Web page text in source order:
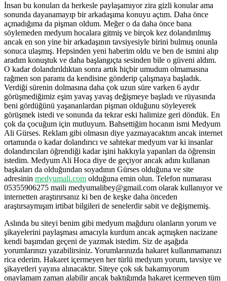
İnsan bu konuları da herkesle paylaşamıyor zira gizli konular ama
sonunda dayanamayıp bir arkadaşıma konuyu açtım. Daha önce
açmadığıma da pişman oldum. Meğer o da daha önce bana
söylemeden medyum hocalara gitmiş ve birçok kez dolandırılmış
ancak en son yine bir arkadaşının tavsiyesiyle birini bulmuş onunla
sonuca ulaşmış. Hepsinden yeni haberim oldu ve ben de ismini alıp
aradım konuştuk ve daha başlangıçta sesinden bile o güveni aldım.
O kadar dolandırıldıktan sonra artık hiçbir umudum olmamasına
rağmen son paramı da kendisine gönderip çalışmaya başladık.
Verdiği sürenin dolmasına daha çok uzun süre varken 6 aydır
görüşmediğimiz eşim yavaş yavaş değişmeye başladı ve rüyasında
beni gördüğünü yaşananlardan pişman olduğunu söyleyerek
görüşmek istedi ve sonunda da tekrar eski halimize geri döndük. En
çok da çocuğum için mutluyum. Bahsettiğim hocanın ismi Medyum
Ali Gürses. Reklam gibi olmasın diye yazmayacaktım ancak internet
ortamında o kadar dolandırıcı ve sahtekar medyum var ki insanlar
dolandırıcıları öğrendiği kadar işini hakkıyla yapanları da öğrensin
istedim. Medyum Ali Hoca diye de geçiyor ancak adını kullanan
başkaları da olduğundan soyadının Gürses olduğuna ve site
adresinin medyumali.com olduğuna emin olun. Telefon numarası
05355906275 maili medyumalibey@gmail.com olarak kullanıyor ve
internetten araştırırsanız ki ben de keşke daha önceden
araştırsaymışım irtibat bilgileri de senelerdir sabit ve değişmemiş.
Aslında bu siteyi benim gibi medyum mağduru olanların yorum ve
şikayelerini paylaşması amacıyla kurdum ancak açmışken nacizane
kendi başımdan geçeni de yazmak istedim. Siz de aşağıda
yorumlarınızı yazabilirsiniz. Yorumlarınızda hakaret kullanmamanızı
rica ederim. Hakaret içermeyen her türlü medyum yorum, tavsiye ve
şikayetleri yayına alınacaktır. Siteye çok sık bakamıyorum
onaylamam zaman alabilir ancak baktığımda hakaret içermeyen tüm